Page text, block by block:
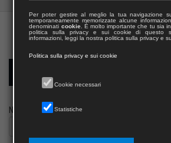
Modulo richiesta saggio biblioteca
Nome
Per poter gestire al meglio la tua navigazione
temporaneamente memorizzate alcune
denominati cookie. È molto importante che tu sia
politica sulla privacy e sui cookie di questo
informazioni, leggi la nostra politica sulla privacy e
Politica sulla privacy e sui cookie
Cookie necessari
Statistiche